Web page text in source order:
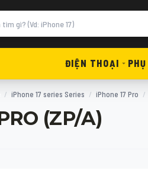
ĐIỆN THOẠI
/ iPhone 17 series Series / iPhone 17 Pro /
(ZP/A)